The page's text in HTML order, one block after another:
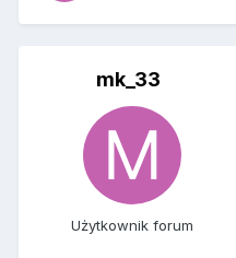
mk_33
Użytkownik forum